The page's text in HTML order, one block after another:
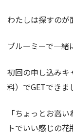
わたしは探すのが
ブルーミーで一緒
初回の申し込みキ
料）でGETできま
「ちょっとお高
トでいい感じの